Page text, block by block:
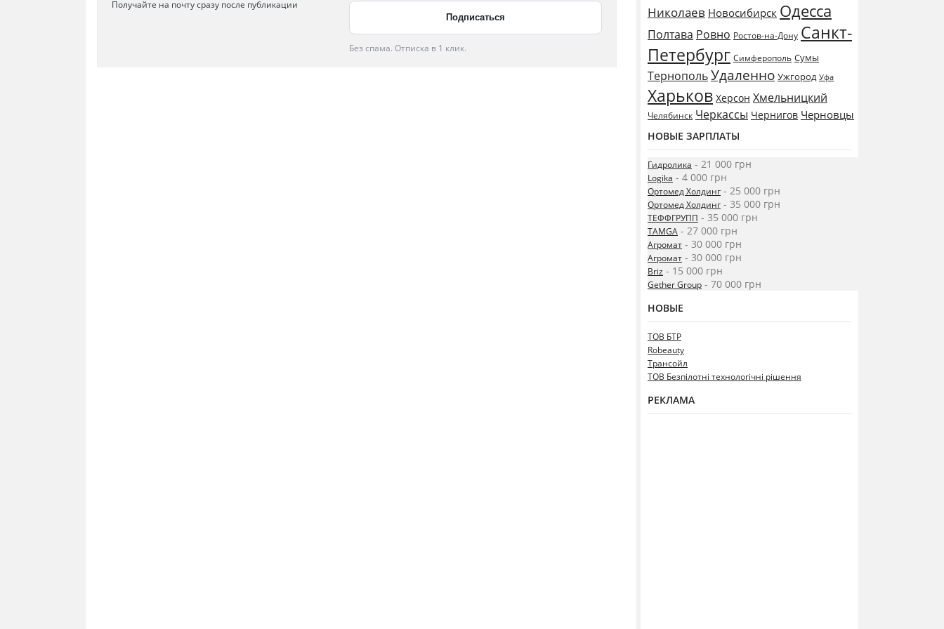
Получайте на почту сразу после публикации
Без спама. Отписка в 1 клик.
Николаев Новосибирск Одесса
Полтава Ровно Ростов-на-Дону Санкт-
Петербург Симферополь Сумы
ТернопольУдаленно Ужгород Уфа
Харьков Херсон Хмельницкий
Челябинск Черкассы Чернигов Черновцы
НОВЫЕ ЗАРПЛАТЫ
Гидролика - 21 000 грн
Logika - 4 000 грн
Ортомед Холдинг - 25 000 грн
Ортомед Холдинг - 35 000 грн
ТЕФФГРУПП - 35 000 грн
TAMGA - 27 000 грн
Агромат - 30 000 грн
Агромат - 30 000 грн
Briz - 15 000 грн
Gether Group - 70 000 грн
НОВЫЕ
ТОВ БТР
Robeauty
Трансойл
ТОВ Безпілотні технологічні рішення
РЕКЛАМА